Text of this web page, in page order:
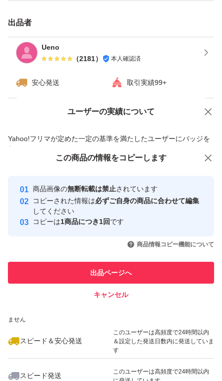
出品者
Ueno
（2181） 本人確認済
安心発送 取引実績99+
ユーザーの実績について
Yahoo!フリマが定めた一定の基準を満たしたユーザーにバッジを
付与しています
安心取引出品者
心・安全なユーザーです
取引実績
引を完了させた実績があります
での取引実績があります
ません
スピード＆安心発送
このユーザーは高頻度で24時間以内
＆設定した発送日数内に発送していま
す
スピード発送
このユーザーは高頻度で24時間以内
価格の相談 商品への質問
この商品の情報をコピーします
商品画像の無断転載は禁止されています
コピーされた情報は必ずご自身の商品に合わせて編集
してください
コピーは1商品につき1回です
商品情報コピー機能について
出品ページへ
キャンセル
この商品をみている人にオススメ